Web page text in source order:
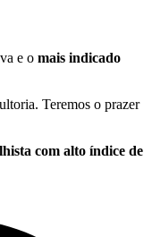
e o mais indicado
Teremos o prazer
com alto índice de